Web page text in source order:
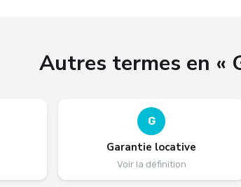
Autres termes en «
G
Garantie locative
Voir la définition